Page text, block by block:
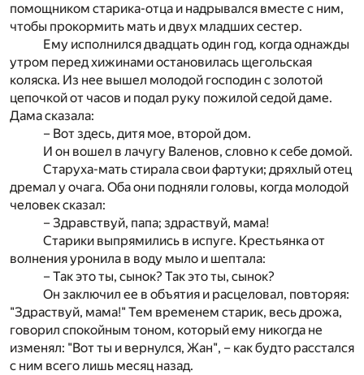
помощником старика-отца и надрывался вместе с ним,
чтобы прокормить мать и двух младших сестер.
Ему исполнился двадцать один год, когда однажды
утром перед хижинами остановилась щегольская
коляска. Из нее вышел молодой господин с золотой
цепочкой от часов и подал руку пожилой седой даме.
Дама сказала:
– Вот здесь, дитя мое, второй дом.
И он вошел в лачугу Валенов, словно к себе домой.
Старуха-мать стирала свои фартуки; дряхлый отец
дремал у очага. Оба они подняли головы, когда молодой
человек сказал:
– Здравствуй, папа; здраствуй, мама!
Старики выпрямились в испуге. Крестьянка от
волнения уронила в воду мыло и шептала:
– Так это ты, сынок? Так это ты, сынок?
Он заключил ее в объятия и расцеловал, повторяя:
"Здраствуй, мама!" Тем временем старик, весь дрожа,
говорил спокойным тоном, который ему никогда не
изменял: "Вот ты и вернулся, Жан", – как будто расстался
с ним всего лишь месяц назад.